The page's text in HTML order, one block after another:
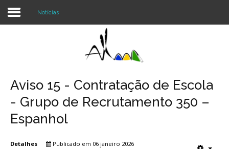
Agrupamento
Notícias
Aviso 15 - Contratação de Escola
- Grupo de Recrutamento 350 –
Espanhol
Detalhes Publicado em 06 janeiro 2026